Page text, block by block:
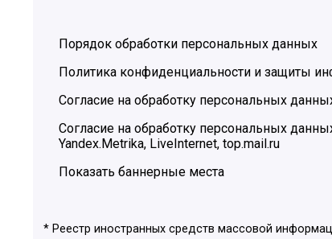
Порядок обработки персональных данных
Политика конфиденциальности и защиты
Согласие на обработку персональных
Согласие на обработку персональных
Yandex.Metrika, LiveInternet, top.mail.ru
Показать баннерные места
* Реестр иностранных средств массовой